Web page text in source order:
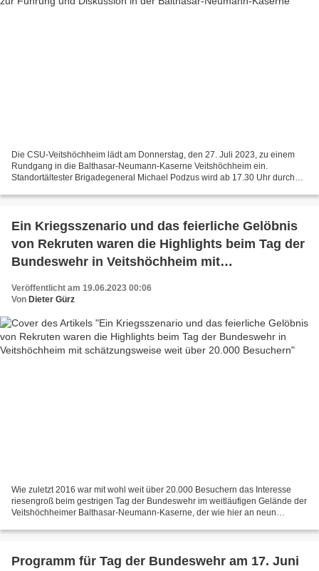
Die CSU-Veitshöchheim lädt am Donnerstag, den 27. Juli 2023, zu einem
Rundgang in die Balthasar-Neumann-Kaserne Veitshöchheim ein.
Standortältester Brigadegeneral Michael Podzus wird ab 17.30 Uhr durch
Ein Kriegsszenario und das feierliche Gelöbnis
von Rekruten waren die Highlights beim Tag der
Bundeswehr in Veitshöchheim mit
Veröffentlicht am 19.06.2023 00:06
Von Dieter Gürz
Wie zuletzt 2016 war mit wohl weit über 20.000 Besuchern das Interesse
riesengroß beim gestrigen Tag der Bundeswehr im weitläufigen Gelände der
Veitshöchheimer Balthasar-Neumann-Kaserne, der wie hier an neun
Programm für Tag der Bundeswehr am 17. Juni